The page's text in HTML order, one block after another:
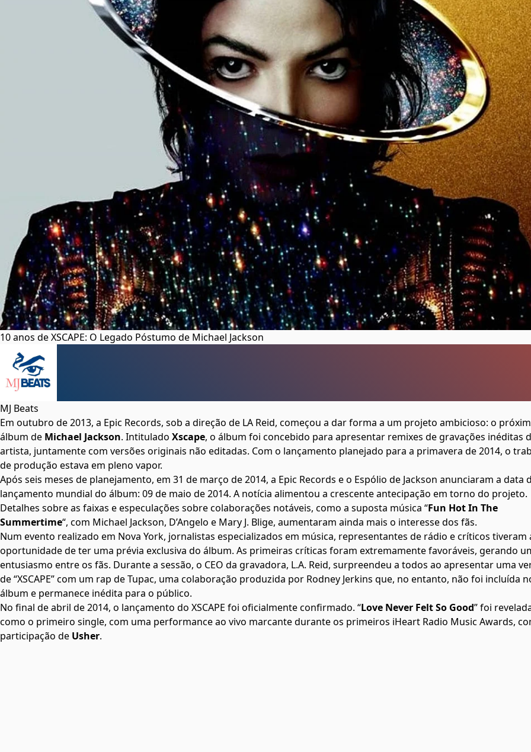
10 anos de XSCAPE: O Legado Póstumo de Michael Jackson
MJ Beats
Em outubro de 2013, a Epic Records, sob a direção de LA Reid, começou a dar forma a um projeto ambicioso: o
álbum de Michael Jackson. Intitulado Xscape, o álbum foi concebido para apresentar remixes de gravações inéditas
artista, juntamente com versões originais não editadas. Com o lançamento planejado para a primavera de 2014, o
de produção estava em pleno vapor.
Após seis meses de planejamento, em 31 de março de 2014, a Epic Records e o Espólio de Jackson anunciaram a data
lançamento mundial do álbum: 09 de maio de 2014. A notícia alimentou a crescente antecipação em torno do projeto.
Detalhes sobre as faixas e especulações sobre colaborações notáveis, como a suposta música “Fun Hot In The
Summertime“, com Michael Jackson, D’Angelo e Mary J. Blige, aumentaram ainda mais o interesse dos fãs.
Num evento realizado em Nova York, jornalistas especializados em música, representantes de rádio e críticos tiveram
oportunidade de ter uma prévia exclusiva do álbum. As primeiras críticas foram extremamente favoráveis, gerando
entusiasmo entre os fãs. Durante a sessão, o CEO da gravadora, L.A. Reid, surpreendeu a todos ao apresentar uma
de “XSCAPE” com um rap de Tupac, uma colaboração produzida por Rodney Jerkins que, no entanto, não foi incluída
álbum e permanece inédita para o público.
No final de abril de 2014, o lançamento do XSCAPE foi oficialmente confirmado. “Love Never Felt So Good” foi
como o primeiro single, com uma performance ao vivo marcante durante os primeiros iHeart Radio Music Awards,
participação de Usher.